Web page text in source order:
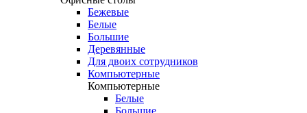
Бежевые
Белые
Большие
Деревянные
Для двоих сотрудников
Компьютерные
Компьютерные
Белые
Большие